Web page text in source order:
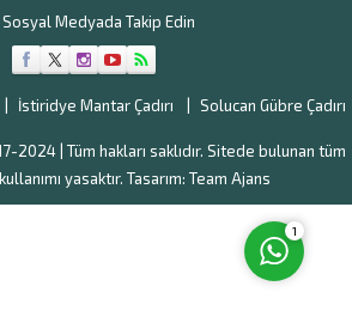
Medyada Takip Edin
İstiridye Mantar Çadırı Solucan Gübre Çadırı
2024 | Tüm hakları saklıdır. Sitede bulunan tüm
yasaktır. Tasarım: Team Ajans
Cevap Yaz
1